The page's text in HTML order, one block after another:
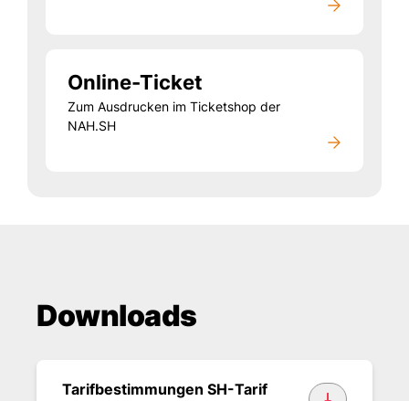
Online-Ticket
Zum Ausdrucken im Ticketshop der
NAH.SH
Downloads
Tarifbestimmungen SH-Tarif